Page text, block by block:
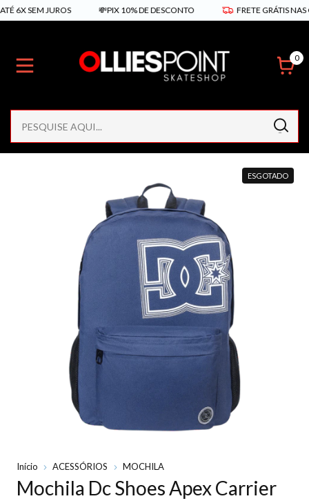
SEM JUROS 💸PIX 10% DE DESCONTO FRETE GRÁTIS NAS
0
ESGOTADO
Início ACESSÓRIOS MOCHILA
Mochila Dc Shoes Apex Carrier